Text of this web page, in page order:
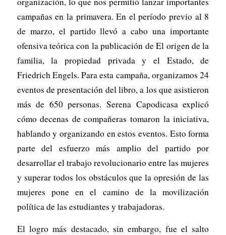
campañas en la primavera. En el período previo al 8
de marzo, el partido llevó a cabo una importante
ofensiva teórica con la publicación deEl origen de la
familia, la propiedad privada y el Estado, de
Friedrich Engels. Para esta campaña, organizamos 24
eventos de presentación del libro, a los que asistieron
más de 650 personas. Serena Capodicasa explicó
cómo decenas de compañeras tomaron la iniciativa,
hablando y organizando en estos eventos. Esto forma
parte del esfuerzo más amplio del partido por
desarrollar el trabajo revolucionario entre las mujeres
y superar todos los obstáculos que la opresión de las
mujeres pone en el camino de la movilización
política de las estudiantes y trabajadoras.
El logro más destacado, sin embargo, fue el salto